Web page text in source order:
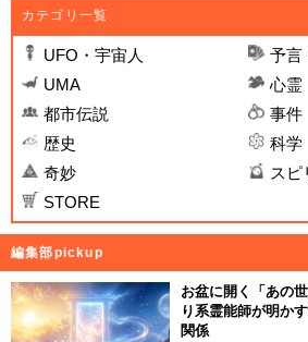
カテゴリ一覧
UFO・宇宙人
予言
UMA
心霊
都市伝説
事件
歴史
科学
奇妙
スピ
STORE
編集部pickup
お盆に開く「あの
り系霊能師が明か
関係